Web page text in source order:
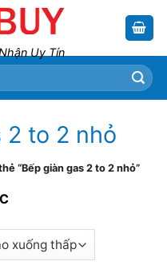
Uy Tín
2 to 2 nhỏ
“Bếp giàn gas 2 to 2 nhỏ”